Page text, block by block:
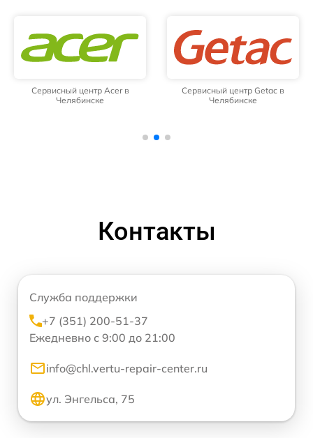
Сервисный центр Acer в
Челябинске
Сервисный центр Getac в
Челябинске
Контакты
Служба поддержки
+7 (351) 200-51-37
Ежедневно с 9:00 до 21:00
info@chl.vertu-repair-center.ru
ул. Энгельса, 75